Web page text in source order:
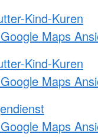
Kind-Kuren
Maps
Kind-Kuren
Maps
Maps